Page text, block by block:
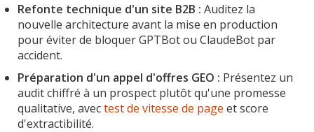
Refonte technique d'un site B2B : Auditez la
nouvelle architecture avant la mise en production
pour éviter de bloquer GPTBot ou ClaudeBot par
accident.
Préparation d'un appel d'offres GEO : Présentez un
audit chiffré à un prospect plutôt qu'une promesse
qualitative, avectest de vitesse de page et score
d'extractibilité.